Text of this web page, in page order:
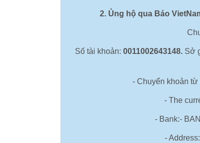
2. Ủng hộ qua Báo
Số tài khoản: 0011002643148.Sở
- Chuyển khoản
- The
- Bank:-
-